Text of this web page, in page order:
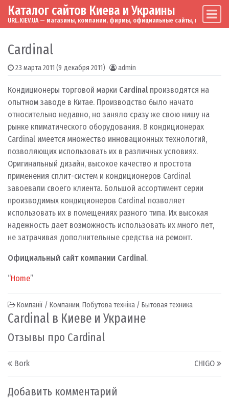
Skip to content
Main Navigation
Каталог сайтов Киева и Украины
URL.KIEV.UA — магазины, компании, фирмы, официальные сайты, мировые
Cardinal
23 марта 2011 (9 декабря 2011) admin
Кондиционеры торговой марки Cardinalпроизводятся на
опытном заводе в Китае. Производство было начато
относительно недавно, но заняло сразу же свою нишу на
рынке климатического оборудования. В кондиционерах
Cardinal имеется множество инновационных технологий,
позволяющих использовать их в различных условиях.
Оригинальный дизайн, высокое качество и простота
применения сплит-систем и кондиционеров Cardinal
завоевали своего клиента. Большой ассортимент серии
производимых кондиционеров Cardinal позволяет
использовать их в помещениях разного типа. Их высокая
надежность дает возможность использовать их много лет,
не затрачивая дополнительные средства на ремонт.
Официальный сайт компании Cardinal.
Home
Компанії / Компании, Побутова техніка / Бытовая техника
Cardinal в Киеве и Украине
Отзывы про Cardinal
Post navigation
Bork CHIGO
Добавить комментарий